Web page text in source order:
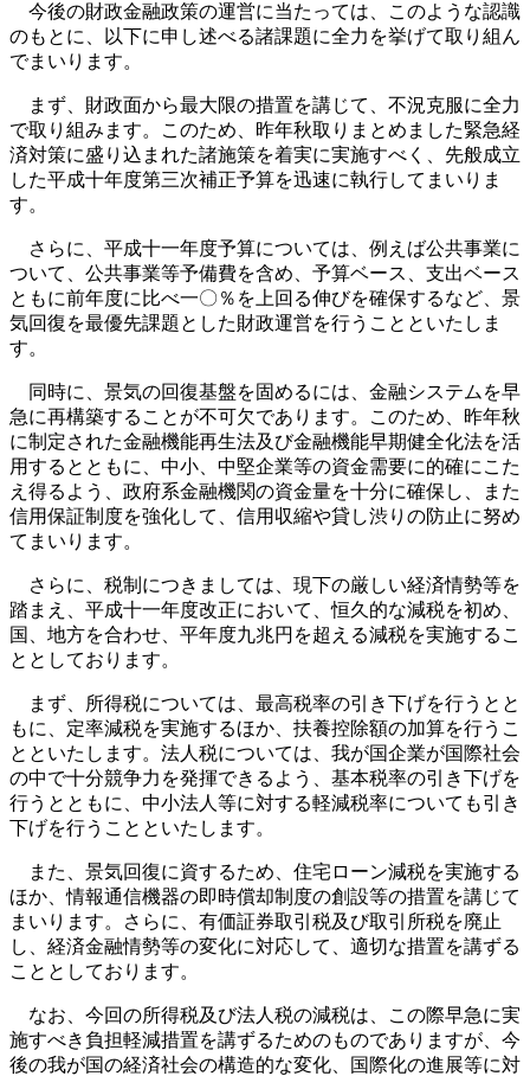
今後の財政金融政策の運営に当たっては、このような認識
のもとに、以下に申し述べる諸課題に全力を挙げて取り組ん
でまいります。
まず、財政面から最大限の措置を講じて、不況克服に全力
で取り組みます。このため、昨年秋取りまとめました緊急経
済対策に盛り込まれた諸施策を着実に実施すべく、先般成立
した平成十年度第三次補正予算を迅速に執行してまいりま
す。
さらに、平成十一年度予算については、例えば公共事業に
ついて、公共事業等予備費を含め、予算ベース、支出ベース
ともに前年度に比べ一〇％を上回る伸びを確保するなど、景
気回復を最優先課題とした財政運営を行うことといたしま
す。
同時に、景気の回復基盤を固めるには、金融システムを早
急に再構築することが不可欠であります。このため、昨年秋
に制定された金融機能再生法及び金融機能早期健全化法を活
用するとともに、中小、中堅企業等の資金需要に的確にこた
え得るよう、政府系金融機関の資金量を十分に確保し、また
信用保証制度を強化して、信用収縮や貸し渋りの防止に努め
てまいります。
さらに、税制につきましては、現下の厳しい経済情勢等を
踏まえ、平成十一年度改正において、恒久的な減税を初め、
国、地方を合わせ、平年度九兆円を超える減税を実施するこ
ととしております。
まず、所得税については、最高税率の引き下げを行うとと
もに、定率減税を実施するほか、扶養控除額の加算を行うこ
とといたします。法人税については、我が国企業が国際社会
の中で十分競争力を発揮できるよう、基本税率の引き下げを
行うとともに、中小法人等に対する軽減税率についても引き
下げを行うことといたします。
また、景気回復に資するため、住宅ローン減税を実施する
ほか、情報通信機器の即時償却制度の創設等の措置を講じて
まいります。さらに、有価証券取引税及び取引所税を廃止
し、経済金融情勢等の変化に対応して、適切な措置を講ずる
こととしております。
なお、今回の所得税及び法人税の減税は、この際早急に実
施すべき負担軽減措置を講ずるためのものでありますが、今
後の我が国の経済社会の構造的な変化、国際化の進展等に対